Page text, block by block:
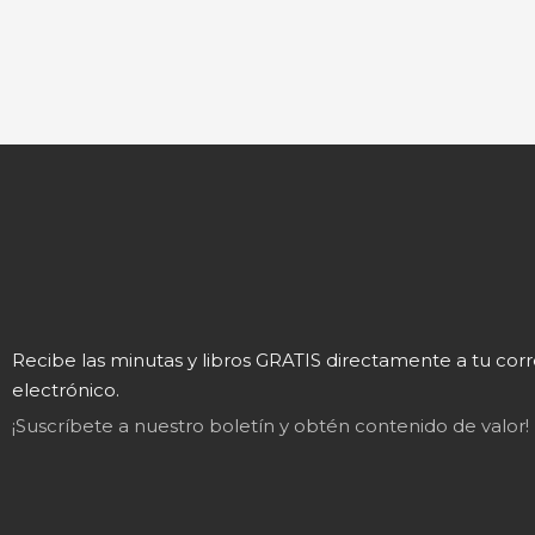
Recibe las minutas y libros GRATIS directamente a tu
electrónico.
¡Suscríbete a nuestro boletín y obtén contenido de valor!